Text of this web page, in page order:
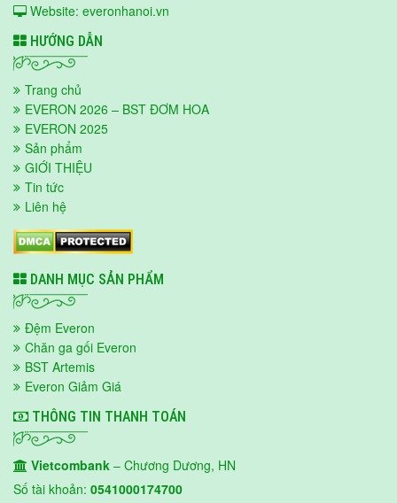
Website: everonhanoi.vn
HƯỚNG DẪN
Trang chủ
EVERON 2026 – BST ĐƠM HOA
EVERON 2025
Sản phẩm
GIỚI THIỆU
Tin tức
Liên hệ
DANH MỤC SẢN PHẨM
Đệm Everon
Chăn ga gối Everon
BST Artemis
Everon Giảm Giá
THÔNG TIN THANH TOÁN
Vietcombank – Chương Dương, HN
Số tài khoản: 0541000174700